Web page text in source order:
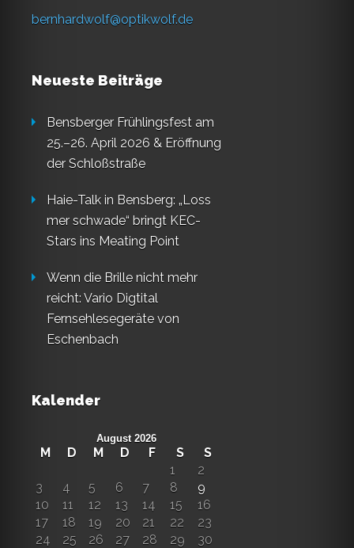
bernhardwolf@optikwolf.de
Neueste Beiträge
Bensberger Frühlingsfest am
25.–26. April 2026 & Eröffnung
der Schloßstraße
Haie-Talk in Bensberg: „Loss
mer schwade“ bringt KEC-
Stars ins Meating Point
Wenn die Brille nicht mehr
reicht: Vario Digtital
Fernsehlesegeräte von
Eschenbach
Kalender
August 2026
M D M D F S
S
1
2
3
4 5 6 7 8
9
10
11 12 13 14 15
16
17
18 19 20 21 22
23
24
25 26 27 28 29 30